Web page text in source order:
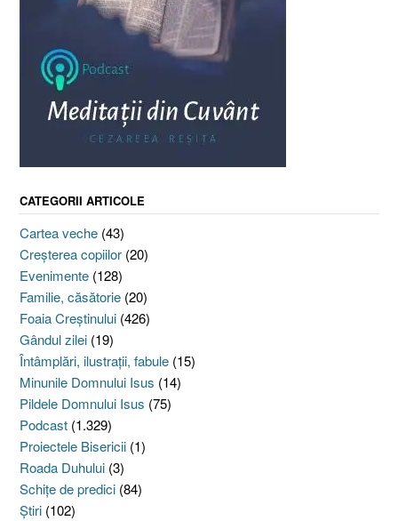
CATEGORII ARTICOLE
Cartea veche (43)
Creşterea copiilor (20)
Evenimente (128)
Familie, căsătorie (20)
Foaia Creştinului (426)
Gândul zilei (19)
Întâmplări, ilustraţii, fabule (15)
Minunile Domnului Isus (14)
Pildele Domnului Isus (75)
Podcast (1.329)
Proiectele Bisericii (1)
Roada Duhului (3)
Schiţe de predici (84)
Ştiri (102)